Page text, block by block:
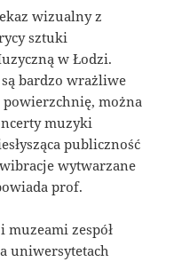
wizualny z
sztuki
w Łodzi.
są bardzo wrażliwe
można
muzyki
publiczność
wytwarzane
prof.
muzeami zespół
uniwersytetach